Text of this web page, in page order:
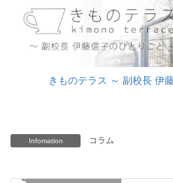
きものテラス ～ 副校長 伊
Infomation コラム